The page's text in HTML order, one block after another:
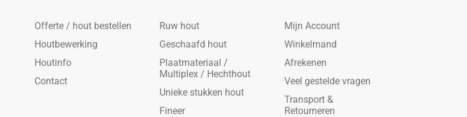
Offerte / hout bestellen
Houtbewerking
Houtinfo
Contact
Ruw hout
Geschaafd hout
Plaatmateriaal /
Multiplex / Hechthout
Unieke stukken hout
Fineer
Mijn Account
Winkelmand
Afrekenen
Veel gestelde vragen
Transport &
Retourneren